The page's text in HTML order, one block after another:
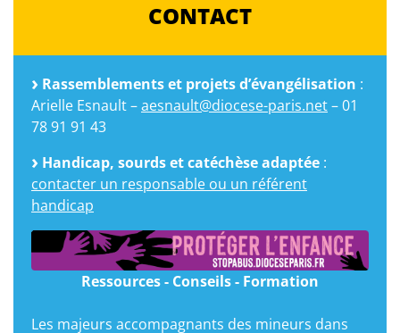
CONTACT
Rassemblements et projets d’évangélisation :
Arielle Esnault –aesnault@diocese-paris.net– 01
78 91 91 43
Handicap, sourds et catéchèse adaptée :
contacter un responsable ou un référent
handicap
Ressources - Conseils - Formation
Les majeurs accompagnants des mineurs dans